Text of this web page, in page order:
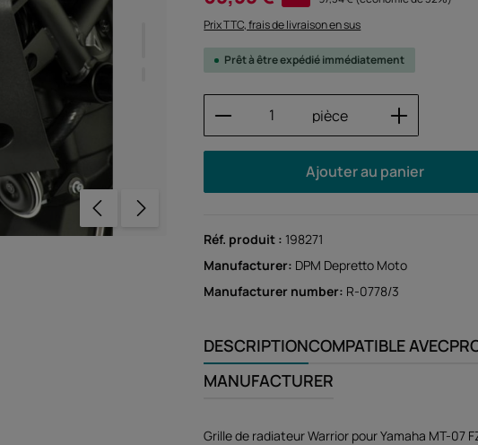
Prix TTC, frais de livraison en sus
Prêt à être expédié immédiatement
Quantité de produit :
pièce
Ajouter au panier
Réf. produit : 198271
Manufacturer: DPM Depretto Moto
Manufacturer number: R-0778/3
DESCRIPTIONCOMPATIBLE AVEC
MANUFACTURER
Grille de radiateur Warrior pour Yamaha MT-07